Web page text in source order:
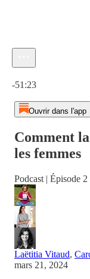
-51:23
Ouvrir dans l'app
Comment
les femmes
Podcast | Épisode
Laëtitia Vitaud,
mars 21, 2024